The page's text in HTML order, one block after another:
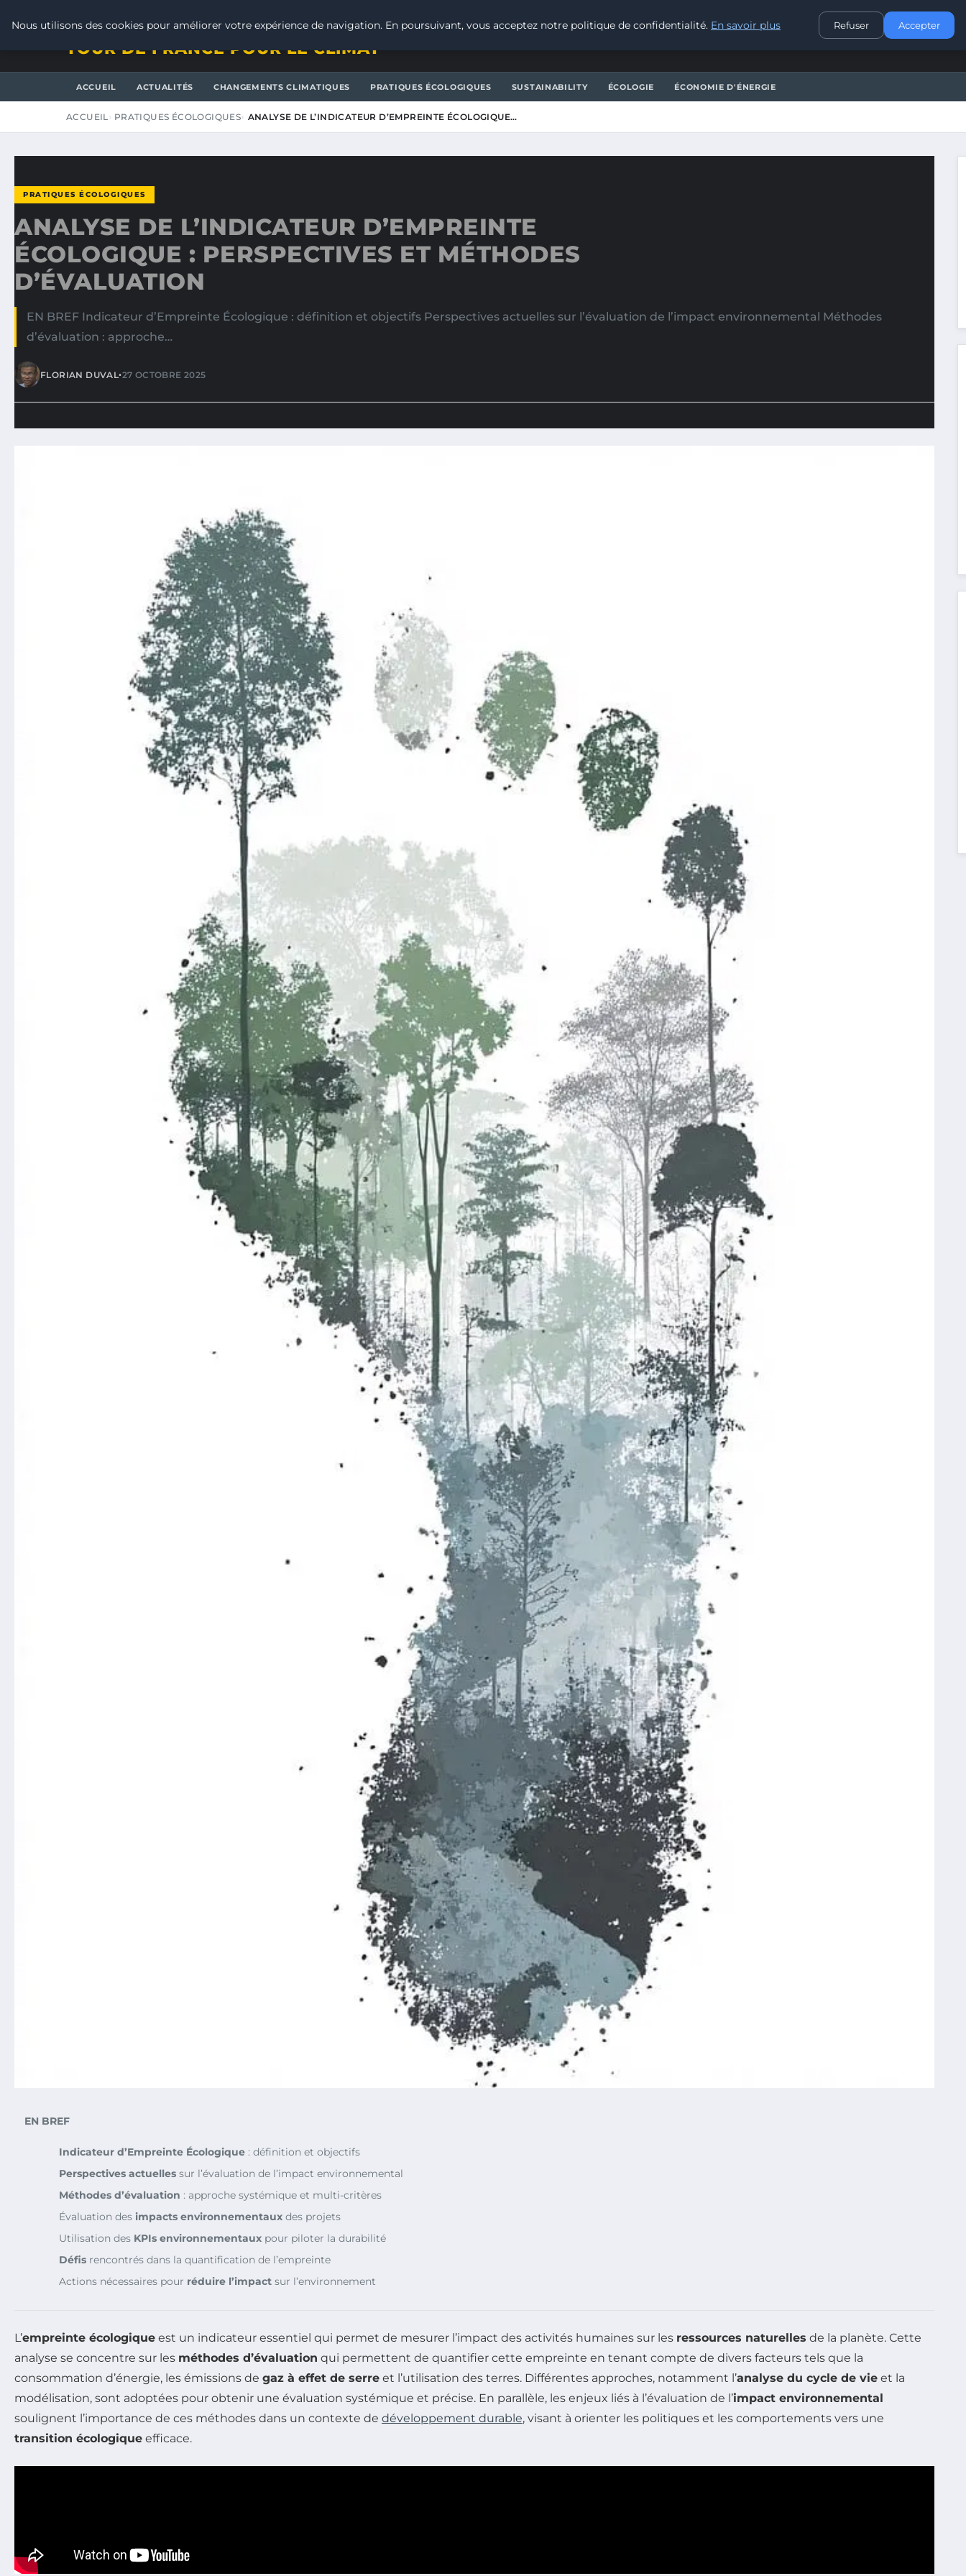
CONTACT
TOUR DE FRANCE POUR LE CLIMAT
ACCUEIL ACTUALITÉS CHANGEMENTS CLIMATIQUES PRATIQUES ÉCOLOGIQUES SUSTAINABILITY ÉCOLOGIE ÉCONOMIE D'ÉNERGIE
ACCUEIL PRATIQUES ÉCOLOGIQUES ANALYSE DE L’INDICATEUR D’EMPREINTE ÉCOLOGIQUE…
PRATIQUES ÉCOLOGIQUES
ANALYSE DE L’INDICATEUR D’EMPREINTE
ÉCOLOGIQUE : PERSPECTIVES ET MÉTHODES
D’ÉVALUATION
EN BREF Indicateur d’Empreinte Écologique : définition et objectifs Perspectives actuelles sur l’évaluation de l’impact environnemental Méthodes
d’évaluation : approche…
FLORIAN DUVAL•27 OCTOBRE 2025
EN BREF
Indicateur d’Empreinte Écologique : définition et objectifs
Perspectives actuelles sur l’évaluation de l’impact environnemental
Méthodes d’évaluation : approche systémique et multi-critères
Évaluation des impacts environnementaux des projets
Utilisation des KPIs environnementaux pour piloter la durabilité
Défis rencontrés dans la quantification de l’empreinte
Actions nécessaires pour réduire l’impact sur l’environnement
L’empreinte écologique est un indicateur essentiel qui permet de mesurer l’impact des activités humaines sur les ressources naturelles de la planète. Cette
analyse se concentre sur les méthodes d’évaluation qui permettent de quantifier cette empreinte en tenant compte de divers facteurs tels que la
consommation d’énergie, les émissions de gaz à effet de serre et l’utilisation des terres. Différentes approches, notamment l’analyse du cycle de vie et la
modélisation, sont adoptées pour obtenir une évaluation systémique et précise. En parallèle, les enjeux liés à l’évaluation de l’impact environnemental
soulignent l’importance de ces méthodes dans un contexte de développement durable, visant à orienter les politiques et les comportements vers une
transition écologique efficace.
Nous utilisons des cookies pour améliorer votre expérience de navigation. En poursuivant, vous acceptez notre politique de confidentialité. En savoir plus Refuser Accepter